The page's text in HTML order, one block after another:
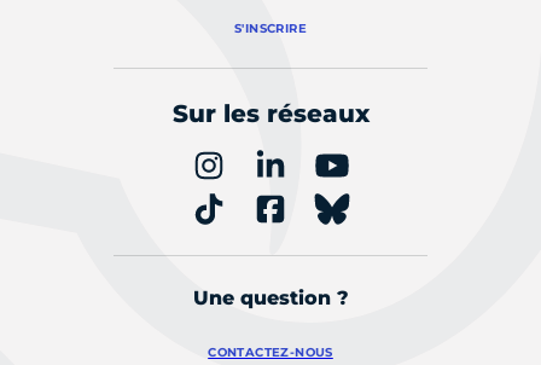
S'INSCRIRE
Sur les réseaux
Une question ?
CONTACTEZ-NOUS